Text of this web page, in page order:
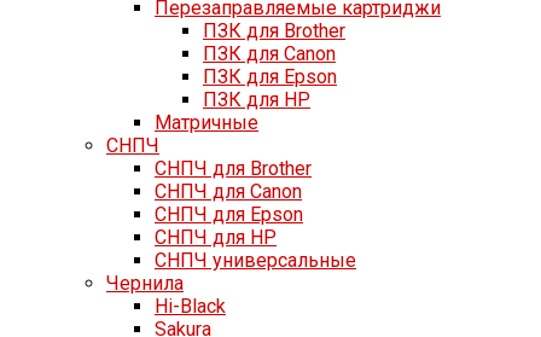
Перезаправляемые картриджи
ПЗК для Brother
ПЗК для Canon
ПЗК для Epson
ПЗК для HP
Матричные
СНПЧ
СНПЧ для Brother
СНПЧ для Canon
СНПЧ для Epson
СНПЧ для HP
СНПЧ универсальные
Чернила
Hi-Black
Sakura